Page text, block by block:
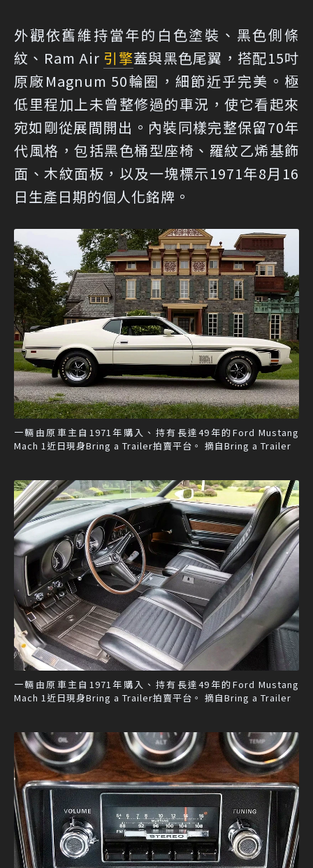
外觀依舊維持當年的白色塗裝、黑色側條
紋、Ram Air 引擎蓋與黑色尾翼，搭配15吋
原廠Magnum 50輪圈，細節近乎完美。極
低里程加上未曾整修過的車況，使它看起來
宛如剛從展間開出。內裝同樣完整保留70年
代風格，包括黑色桶型座椅、羅紋乙烯基飾
面、木紋面板，以及一塊標示1971年8月16
日生產日期的個人化銘牌。
一輛由原車主自1971年購入、持有長達49年的Ford Mustang
Mach 1近日現身Bring a Trailer拍賣平台。 摘自Bring a Trailer
一輛由原車主自1971年購入、持有長達49年的Ford Mustang
Mach 1近日現身Bring a Trailer拍賣平台。 摘自Bring a Trailer